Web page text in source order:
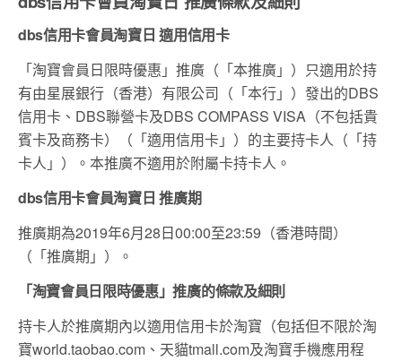
dbs信用卡會員淘寶日 適用信用卡
「淘寶會員日限時優惠」推廣（「本推廣」）只適用於持
有由星展銀行（香港）有限公司（「本行」）發出的DBS
信用卡、DBS聯營卡及DBS COMPASS VISA（不包括貴
賓卡及商務卡）（「適用信用卡」）的主要持卡人（「持
卡人」）。本推廣不適用於附屬卡持卡人。
dbs信用卡會員淘寶日 推廣期
推廣期為2019年6月28日00:00至23:59（香港時間）
（「推廣期」）。
「淘寶會員日限時優惠」推廣的條款及細則
持卡人於推廣期內以適用信用卡於淘寶（包括但不限於淘
寶world.taobao.com、天貓tmall.com及淘寶手機應用程